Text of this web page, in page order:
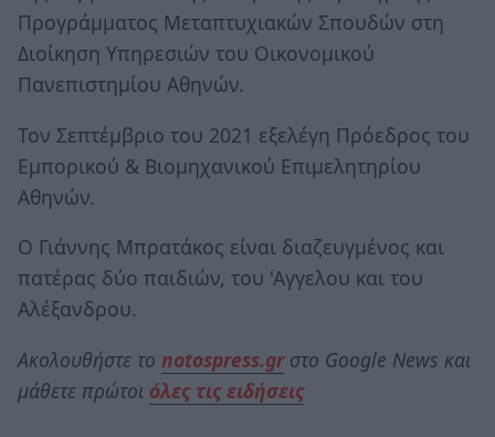
Προγράμματος Μεταπτυχιακών Σπουδών στη
Διοίκηση Υπηρεσιών του Οικονομικού
Πανεπιστημίου Αθηνών.
Τον Σεπτέμβριο του 2021 εξελέγη Πρόεδρος του
Εμπορικού & Βιομηχανικού Επιμελητηρίου
Αθηνών.
Ο Γιάννης Μπρατάκος είναι διαζευγμένος και
πατέρας δύο παιδιών, του 'Αγγελου και του
Αλέξανδρου.
Ακολουθήστε το notospress.grστο Google News και
μάθετε πρώτοι όλες τις ειδήσεις